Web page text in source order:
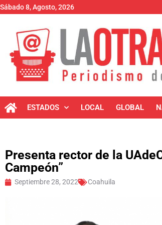
Sábado 8, Agosto, 2026
ESTADOS LOCAL GLOBAL
Presenta rector de la
Campeón”
Septiembre 28, 2022 Coahuila